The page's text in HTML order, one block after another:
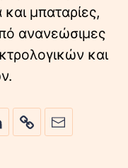
μπαταρίες,
ανανεώσιμες
και